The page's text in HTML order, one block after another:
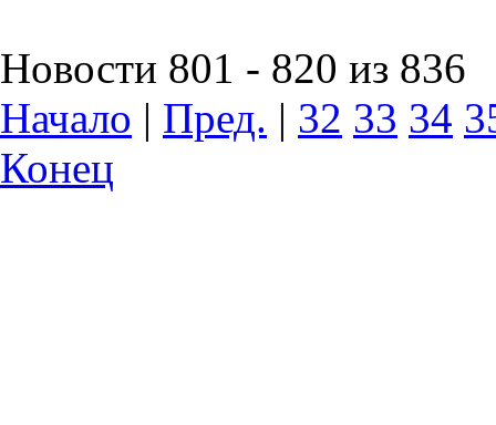
Новости 801 - 820 из 836
Начало | Пред. | 32 33 34
Конец